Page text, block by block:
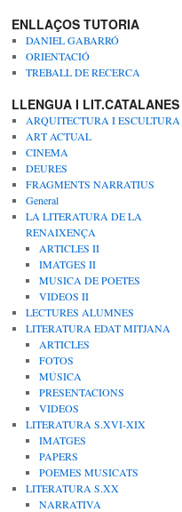
ENLLAÇOS TUTORIA
DANIEL GABARRÓ
ORIENTACIÓ
TREBALL DE RECERCA
LLENGUA I LIT.CATALANES
ARQUITECTURA I ESCULTURA
ART ACTUAL
CINEMA
DEURES
FRAGMENTS NARRATIUS
General
LA LITERATURA DE LA
RENAIXENÇA
ARTICLES II
IMATGES II
MUSICA DE POETES
VIDEOS II
LECTURES ALUMNES
LITERATURA EDAT MITJANA
ARTICLES
FOTOS
MÚSICA
PRESENTACIONS
VIDEOS
LITERATURA S.XVI-XIX
IMATGES
PAPERS
POEMES MUSICATS
LITERATURA S.XX
NARRATIVA